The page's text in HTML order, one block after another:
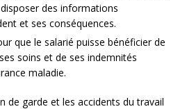
des informations
et ses conséquences.
que le salarié puisse bénéficier de
soins et de ses indemnités
maladie.
de garde et les accidents du travail